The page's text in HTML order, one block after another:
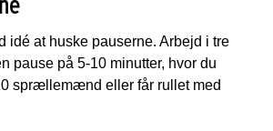
idé at huske pauserne. Arbejd i tre
pause på 5-10 minutter, hvor du
sprællemænd eller får rullet med